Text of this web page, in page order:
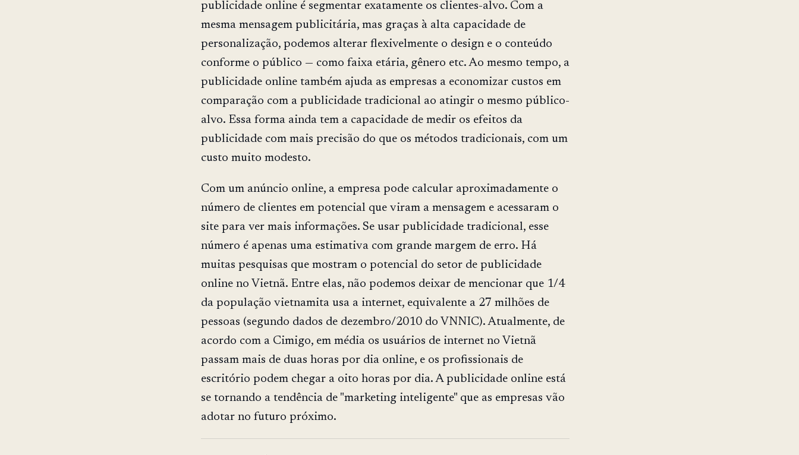
publicidade online é segmentar exatamente os clientes-alvo. Com a
mesma mensagem publicitária, mas graças à alta capacidade de
personalização, podemos alterar flexivelmente o design e o conteúdo
conforme o público — como faixa etária, gênero etc. Ao mesmo tempo, a
publicidade online também ajuda as empresas a economizar custos em
comparação com a publicidade tradicional ao atingir o mesmo público-
alvo. Essa forma ainda tem a capacidade de medir os efeitos da
publicidade com mais precisão do que os métodos tradicionais, com um
custo muito modesto.
Com um anúncio online, a empresa pode calcular aproximadamente o
número de clientes em potencial que viram a mensagem e acessaram o
site para ver mais informações. Se usar publicidade tradicional, esse
número é apenas uma estimativa com grande margem de erro. Há
muitas pesquisas que mostram o potencial do setor de publicidade
online no Vietnã. Entre elas, não podemos deixar de mencionar que 1/4
da população vietnamita usa a internet, equivalente a 27 milhões de
pessoas (segundo dados de dezembro/2010 do VNNIC). Atualmente, de
acordo com a Cimigo, em média os usuários de internet no Vietnã
passam mais de duas horas por dia online, e os profissionais de
escritório podem chegar a oito horas por dia. A publicidade online está
se tornando a tendência de "marketing inteligente" que as empresas vão
adotar no futuro próximo.